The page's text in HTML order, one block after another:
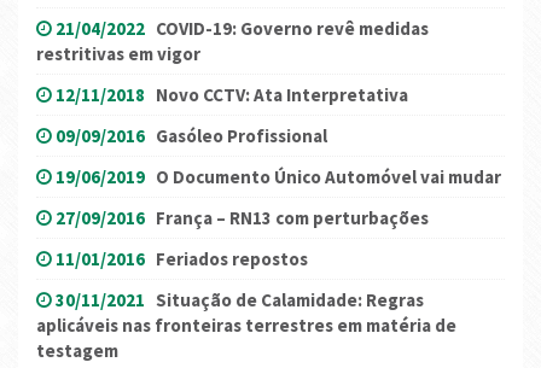
21/04/2022 COVID-19: Governo revê medidas
restritivas em vigor
12/11/2018 Novo CCTV: Ata Interpretativa
09/09/2016 Gasóleo Profissional
19/06/2019 O Documento Único Automóvel vai mudar
27/09/2016 França – RN13 com perturbações
11/01/2016 Feriados repostos
30/11/2021 Situação de Calamidade: Regras
aplicáveis nas fronteiras terrestres em matéria de
testagem